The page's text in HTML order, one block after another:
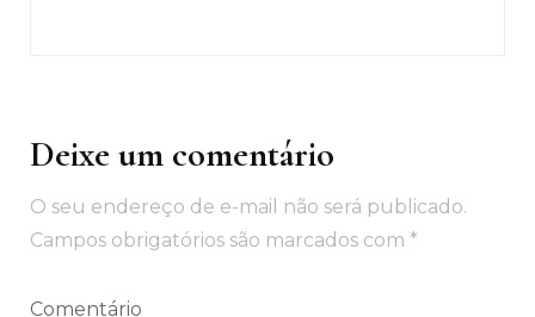
Deixe um comentário
O seu endereço de e-mail não será publicado.
Campos obrigatórios são marcados com *
Comentário